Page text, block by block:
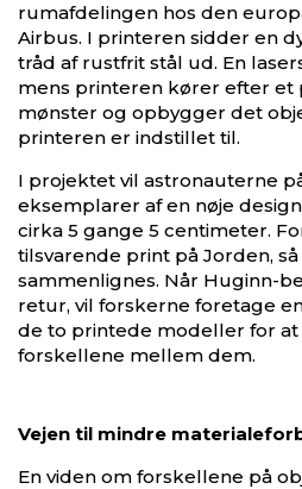
rumafdelingen hos den
Airbus. I printeren sidder en
tråd af rustfrit stål ud. En
mens printeren kører efter
mønster og opbygger det
printeren er indstillet til.
I projektet vil astronauterne
eksemplarer af en nøje
cirka 5 gange 5 centimeter.
tilsvarende print på Jorden,
sammenlignes. Når Huginn-
retur, vil forskerne foretage
de to printede modeller for
forskellene mellem dem.
Vejen til mindre
En viden om forskellene på